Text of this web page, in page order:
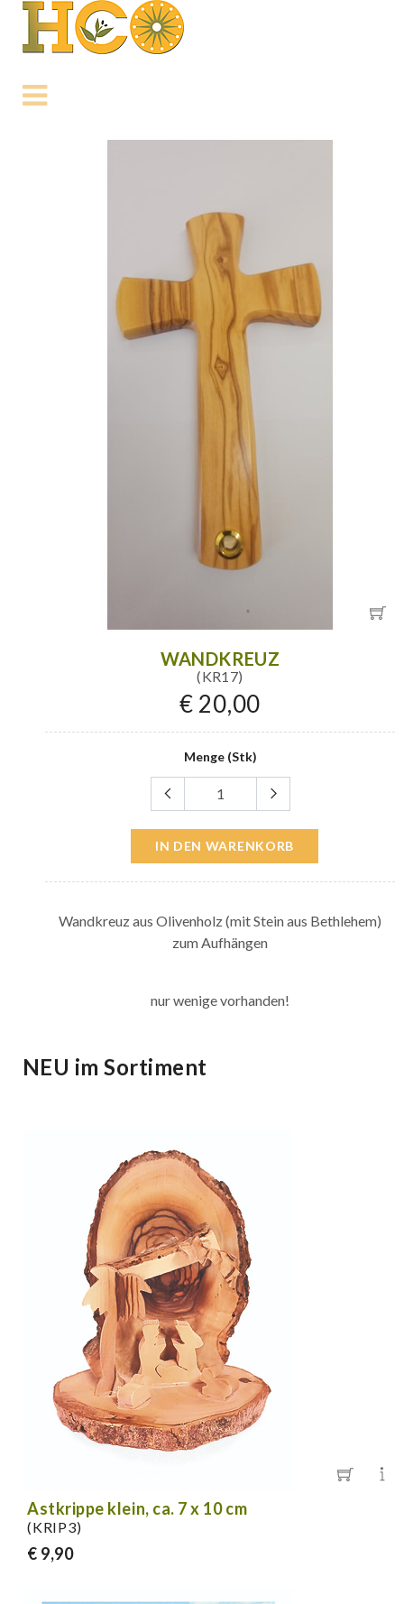
WANDKREUZ
(KR17)
€ 20,00
Menge (Stk)
IN DEN WARENKORB
Wandkreuz aus Olivenholz (mit Stein aus Bethlehem)
zum Aufhängen
nur wenige vorhanden!
NEU im Sortiment
Astkrippe klein, ca. 7 x 10 cm
(KRIP3)
€ 9,90